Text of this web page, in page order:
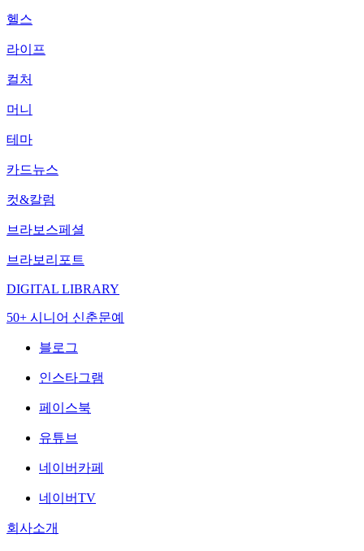
헬스
라이프
컬처
머니
테마
카드뉴스
컷&칼럼
브라보스페셜
브라보리포트
DIGITAL LIBRARY
50+ 시니어 신춘문예
블로그
인스타그램
페이스북
유튜브
네이버카페
네이버TV
회사소개